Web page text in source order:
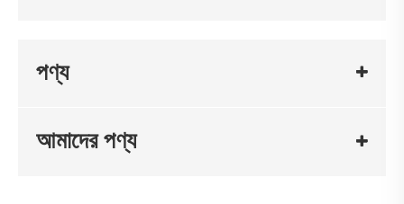
পণ্য
আমাদের পণ্য